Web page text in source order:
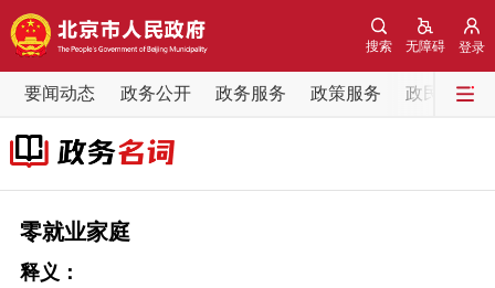
登录
无障碍
搜索
要闻动态 政务公开 政务服务 政策服务 政民互动
要闻动态
党中央精神
各区热点
零就业家庭
释义：